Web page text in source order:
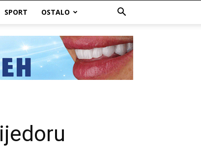
SPORT OSTALO